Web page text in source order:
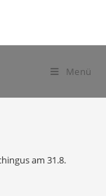
Menü
am 31.8.